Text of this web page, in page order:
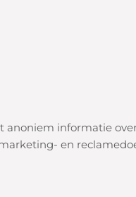
anoniem informatie
en